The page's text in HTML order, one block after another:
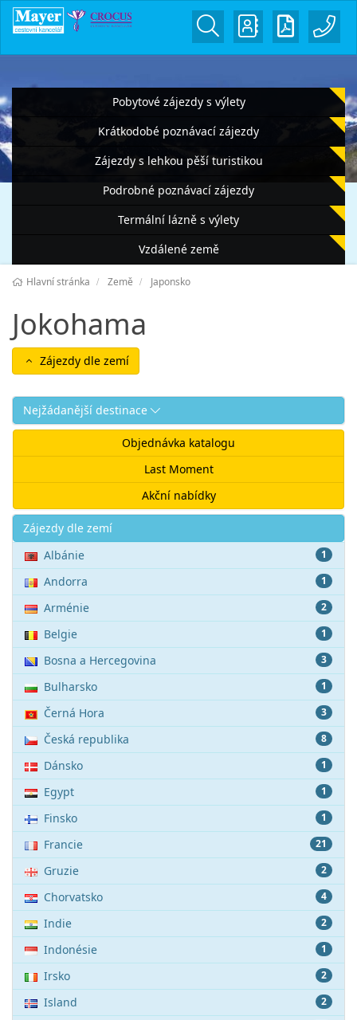
Pobytové zájezdy s výlety
Krátkodobé poznávací zájezdy
Zájezdy s lehkou pěší turistikou
Podrobné poznávací zájezdy
Termální lázně s výlety
Vzdálené země
Hlavní stránka Země Japonsko
Jokohama
Zájezdy dle zemí
Nejžádanější destinace
Objednávka katalogu
Last Moment
Akční nabídky
Akce
Zájezdy dle zemí
1
Albánie
1
Andorra
2
Arménie
1
Belgie
3
Bosna a Hercegovina
1
Bulharsko
3
Černá Hora
8
Česká republika
1
Dánsko
1
Egypt
1
Finsko
21
Francie
2
Gruzie
4
Chorvatsko
2
Indie
1
Indonésie
2
Irsko
2
Island